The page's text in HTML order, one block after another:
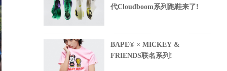
代Cloudboom系列跑鞋来了!
BAPE® × MICKEY &
FRIENDS联名系列!